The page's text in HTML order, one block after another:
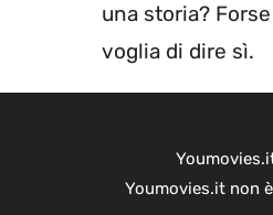
una storia?
voglia di dire sì.
Youmovies.it non